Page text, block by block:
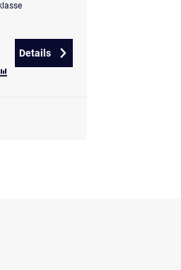
Details
zu Hyundai i30 Kombi 1.5 T-